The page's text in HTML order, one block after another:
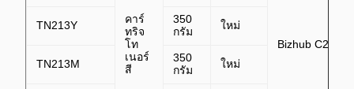
คาร์
ทริจ
โท
เนอร์
สี
Bizhub
TN213Y
350
กรัม
ใหม่
TN213M
350
กรัม
ใหม่